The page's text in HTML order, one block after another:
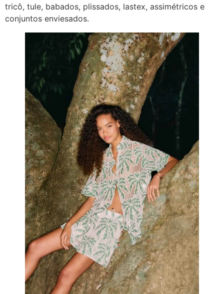
tricô, tule, babados, plissados, lastex, assimétricos e
conjuntos enviesados.